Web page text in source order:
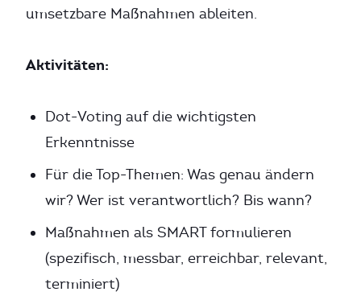
umsetzbare Maßnahmen ableiten.
Aktivitäten:
Dot-Voting auf die wichtigsten
Erkenntnisse
Für die Top-Themen: Was genau ändern
wir? Wer ist verantwortlich? Bis wann?
Maßnahmen als SMART formulieren
(spezifisch, messbar, erreichbar, relevant,
terminiert)